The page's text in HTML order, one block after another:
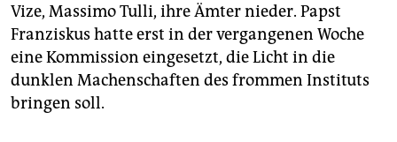
epaper login
Vize, Massimo Tulli, ihre Ämter nieder. Papst
Franziskus hatte erst in der vergangenen Woche
eine Kommission eingesetzt, die Licht in die
dunklen Machenschaften des frommen Instituts
bringen soll.